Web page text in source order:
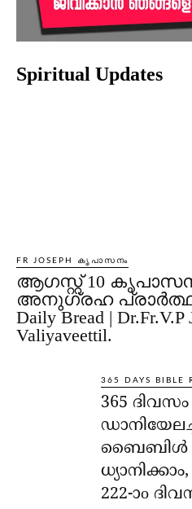
Spiritual Updates
FR JOSEPH കൃപാസനം
ആഗസ്റ്റ് 10
അനുഗ്രഹ
Daily Bread | Dr.Fr.V.P
Valiyaveettil.
365 DAYS BIBLE
365 ദിവസം
ബൈബിൾ
222-ാo